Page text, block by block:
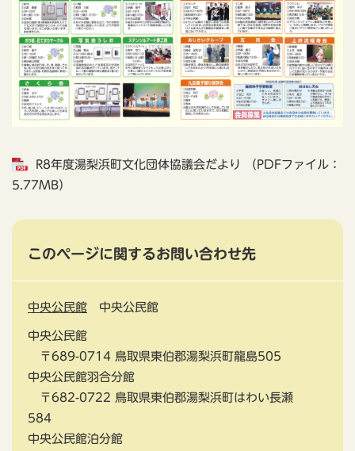
R8年度湯梨浜町文化団体協議会だより （PDFファイル：
5.77MB）
このページに関するお問い合わせ先
中央公民館 中央公民館
中央公民館
〒689-0714 鳥取県東伯郡湯梨浜町龍島505
中央公民館羽合分館
〒682-0722 鳥取県東伯郡湯梨浜町はわい長瀬
584
中央公民館泊分館